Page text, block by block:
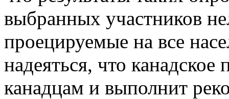
выбранных участников
проецируемые на все
надеяться, что канадское
канадцам и выполнит